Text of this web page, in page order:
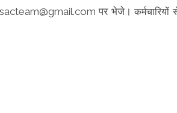
पर भेजे। कर्मचारियों